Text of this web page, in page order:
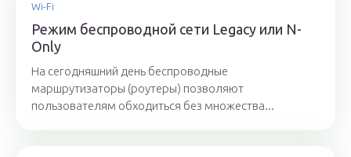
Wi-Fi
Режим беспроводной сети Legacy или N-
Only
На сегодняшний день беспроводные
маршрутизаторы (роутеры) позволяют
пользователям обходиться без множества...